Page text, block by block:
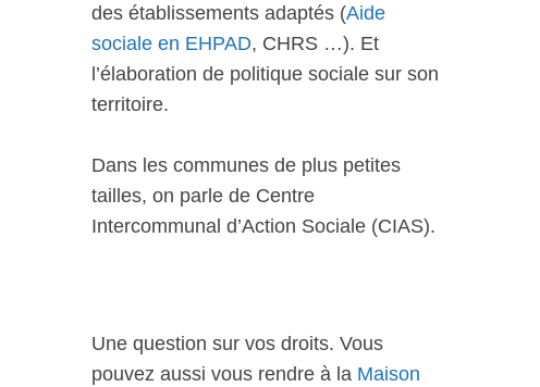
des établissements adaptés (Aide
sociale en EHPAD, CHRS …). Et
l’élaboration de politique sociale sur son
territoire.
Dans les communes de plus petites
tailles, on parle de Centre
Intercommunal d’Action Sociale (CIAS).
Une question sur vos droits. Vous
pouvez aussi vous rendre à la Maison